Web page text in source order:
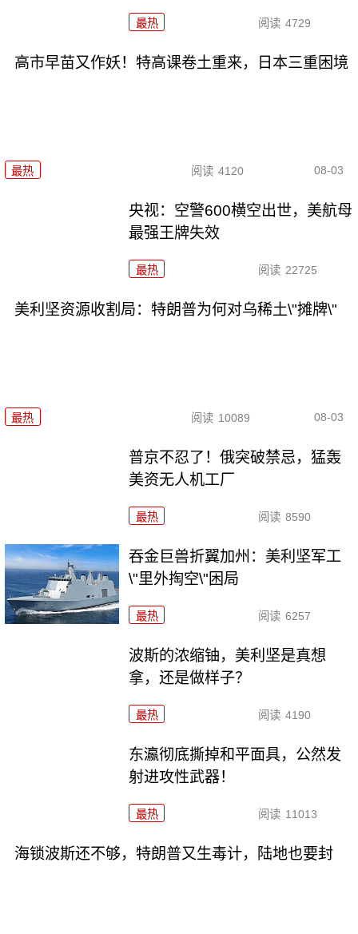
最热 阅读 4729
高市早苗又作妖！特高课卷土重来，日本三重困境
最热 阅读 4120 08-03
央视：空警600横空出世，美航母
最强王牌失效
最热 阅读 22725
美利坚资源收割局：特朗普为何对乌稀土\"摊牌\"
最热 阅读 10089 08-03
普京不忍了！俄突破禁忌，猛轰
美资无人机工厂
最热 阅读 8590
吞金巨兽折翼加州：美利坚军工
\"里外掏空\"困局
最热 阅读 6257
波斯的浓缩铀，美利坚是真想
拿，还是做样子？
最热 阅读 4190
东瀛彻底撕掉和平面具，公然发
射进攻性武器！
最热 阅读 11013
海锁波斯还不够，特朗普又生毒计，陆地也要封